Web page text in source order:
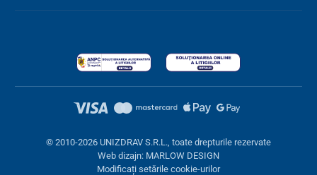
© 2010-2026 UNIZDRAV S.R.L., toate drepturile rezervate
Web dizajn: MARLOW DESIGN
Modificați setările cookie-urilor